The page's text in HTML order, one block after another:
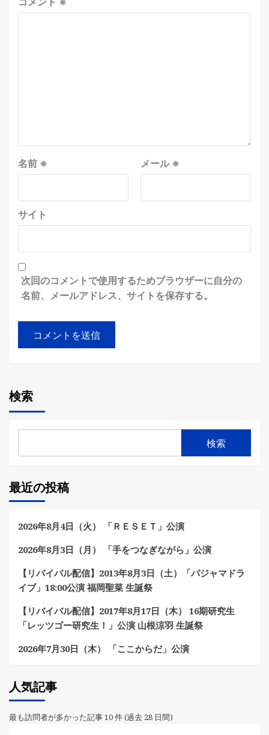
名前 ※ メール※
サイト
次回のコメントで使用するためブラウザーに自分の
名前、メールアドレス、サイトを保存する。
検索
検索
最近の投稿
2026年8月4日（火） 「ＲＥＳＥＴ」公演
2026年8月3日（月） 「手をつなぎながら」公演
【リバイバル配信】2013年8月3日（土）「パジャマドラ
イブ」18:00公演 福岡聖菜 生誕祭
【リバイバル配信】2017年8月17日（木） 16期研究生
「レッツゴー研究生！」公演 山根涼羽 生誕祭
2026年7月30日（木） 「ここからだ」公演
人気記事
最も訪問者が多かった記事 10 件 (過去 28 日間)